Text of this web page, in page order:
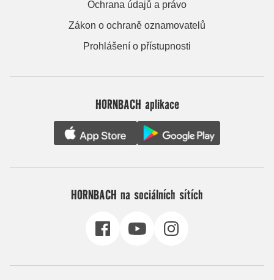
Ochrana údajů a právo
Zákon o ochraně oznamovatelů
Prohlášení o přístupnosti
HORNBACH aplikace
HORNBACH na sociálních sítích